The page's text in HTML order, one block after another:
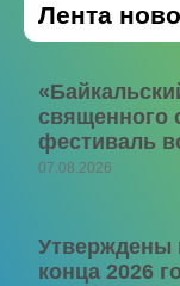
Лента
священного
фестиваль
07.08.2026
Утверждены
конца 2026